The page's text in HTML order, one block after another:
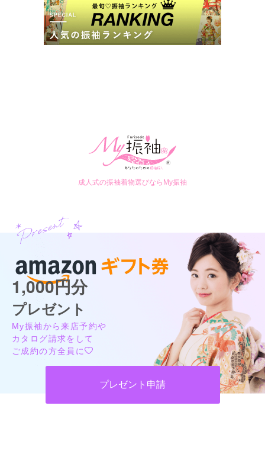
成人式の振袖着物選びならMy振袖
1,000円分
プレゼント
My振袖から来店予約や
カタログ請求をして
ご成約の方全員に
プレゼント申請